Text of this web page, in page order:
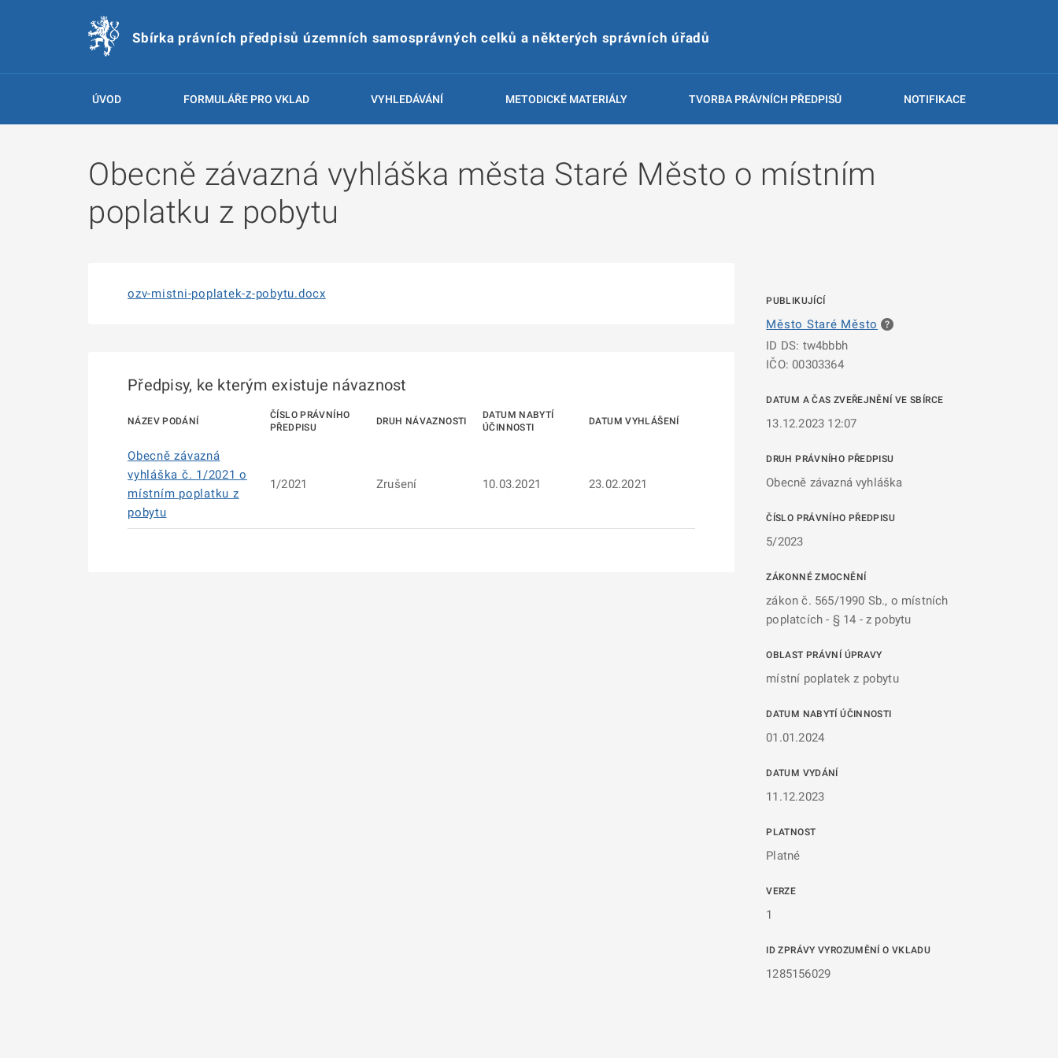
Sbírka právních předpisů územních samosprávných celků a některých správních úřadů
ÚVOD FORMULÁŘE PRO VKLAD VYHLEDÁVÁNÍ METODICKÉ MATERIÁLY TVORBA PRÁVNÍCH PŘEDPISŮ NOTIFIKACE
Obecně závazná vyhláška města Staré Město o místním
poplatku z pobytu
PUBLIKUJÍCÍ
Město Staré Město
ID DS: tw4bbbh
IČO: 00303364
DATUM A ČAS ZVEŘEJNĚNÍ VE SBÍRCE
13.12.2023 12:07
DRUH PRÁVNÍHO PŘEDPISU
Obecně závazná vyhláška
ČÍSLO PRÁVNÍHO PŘEDPISU
5/2023
ZÁKONNÉ ZMOCNĚNÍ
zákon č. 565/1990 Sb., o místních
poplatcích - § 14 - z pobytu
OBLAST PRÁVNÍ ÚPRAVY
místní poplatek z pobytu
DATUM NABYTÍ ÚČINNOSTI
01.01.2024
DATUM VYDÁNÍ
11.12.2023
PLATNOST
Platné
VERZE
1
ID ZPRÁVY VYROZUMĚNÍ O VKLADU
1285156029
ozv-mistni-poplatek-z-pobytu.docx
Předpisy, ke kterým existuje návaznost
NÁZEV PODÁNÍ
ČÍSLO PRÁVNÍHO
PŘEDPISU
DRUH NÁVAZNOSTI
DATUM NABYTÍ
ÚČINNOSTI
DATUM VYHLÁŠENÍ
Obecně závazná
vyhláška č. 1/2021 o
místním poplatku z
pobytu
1/2021 Zrušení 10.03.2021 23.02.2021